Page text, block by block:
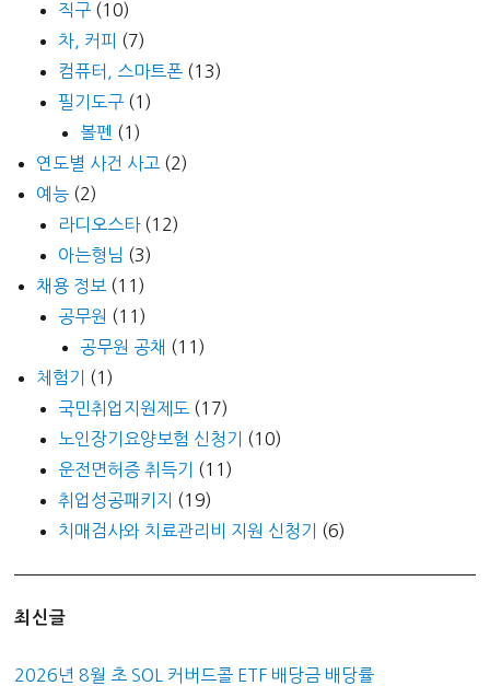
직구 (10)
차, 커피 (7)
컴퓨터, 스마트폰 (13)
필기도구 (1)
볼펜 (1)
연도별 사건 사고 (2)
예능 (2)
라디오스타(12)
아는형님 (3)
채용 정보 (11)
공무원 (11)
공무원 공채 (11)
체험기
(1)
국민취업지원제도 (17)
노인장기요양보험 신청기
(10)
운전면허증 취득기
(11)
취업성공패키지
(19)
치매검사와 치료관리비 지원 신청기
(6)
최신글
2026년 8월 초 SOL 커버드콜 ETF 배당금 배당률